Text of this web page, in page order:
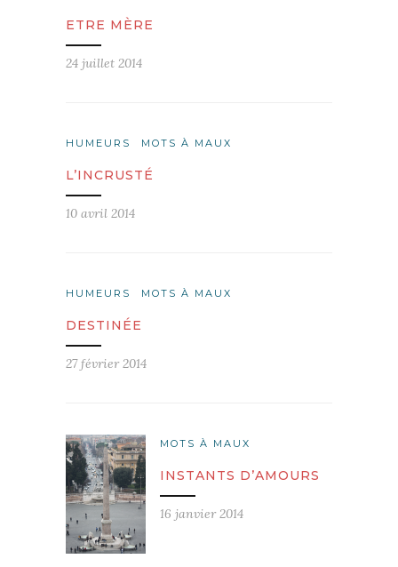
ETRE MÈRE
24 juillet 2014
HUMEURS MOTS À MAUX
L’INCRUSTÉ
10 avril 2014
HUMEURS MOTS À MAUX
DESTINÉE
27 février 2014
MOTS À MAUX
INSTANTS D’AMOURS
16 janvier 2014